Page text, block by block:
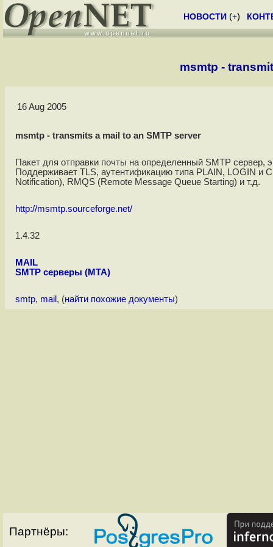
НОВОСТИ (+)
msmtp -
16 Aug 2005
msmtp - transmits a mail to an SMTP server
Пакет для отправки почты на определенный SMTP сервер,
Поддерживает TLS, аутентификацию типа PLAIN, LOGIN и
Notification), RMQS (Remote Message Queue Starting) и т.д.
http://msmtp.sourceforge.net/
1.4.32
MAIL
SMTP серверы (MTA)
smtp, mail , (найти похожие документы)
Партнёры: